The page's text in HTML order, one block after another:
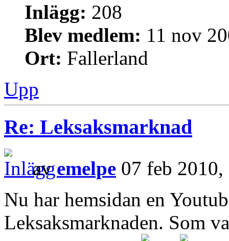
Inlägg: 208
Blev medlem: 11 nov
Ort: Fallerland
Upp
Re: Leksaksmarknad
avemelpe 07 feb
Nu har hemsidan en
Leksaksmarknaden. Som